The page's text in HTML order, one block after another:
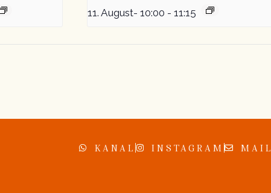
11. August- 10:00 - 11:15
KANAL INSTAGRAM MAIL